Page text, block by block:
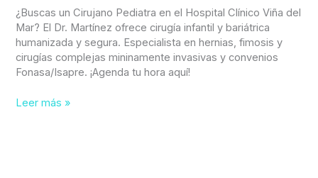
¿Buscas un Cirujano Pediatra en el Hospital Clínico Viña del
Mar? El Dr. Martínez ofrece cirugía infantil y bariátrica
humanizada y segura. Especialista en hernias, fimosis y
cirugías complejas mininamente invasivas y convenios
Fonasa/Isapre. ¡Agenda tu hora aquí!
Mar
Leer más »